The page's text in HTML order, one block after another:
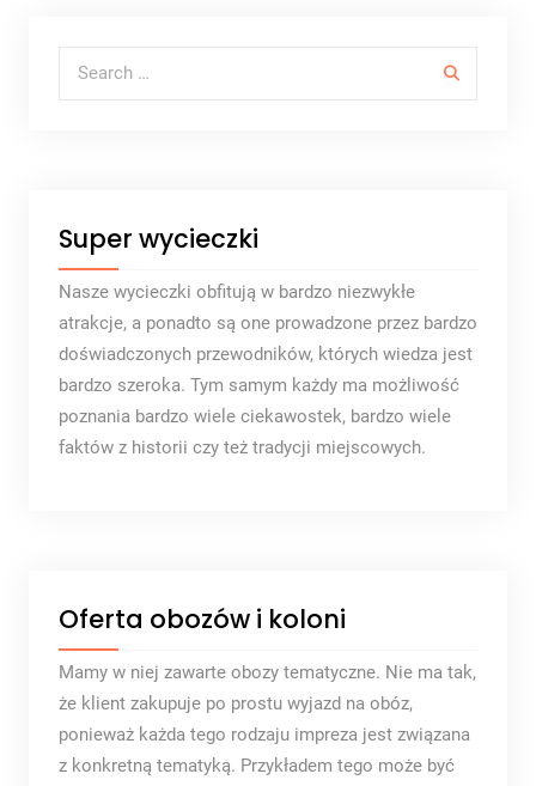
Search for:
Super wycieczki
Nasze wycieczki obfitują w bardzo niezwykłe
atrakcje, a ponadto są one prowadzone przez bardzo
doświadczonych przewodników, których wiedza jest
bardzo szeroka. Tym samym każdy ma możliwość
poznania bardzo wiele ciekawostek, bardzo wiele
faktów z historii czy też tradycji miejscowych.
Oferta obozów i koloni
Mamy w niej zawarte obozy tematyczne. Nie ma tak,
że klient zakupuje po prostu wyjazd na obóz,
ponieważ każda tego rodzaju impreza jest związana
z konkretną tematyką. Przykładem tego może być